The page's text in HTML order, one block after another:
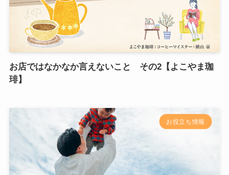
お店ではなかなか言えないこと その2【よこやま珈
琲】
お役立ち情報